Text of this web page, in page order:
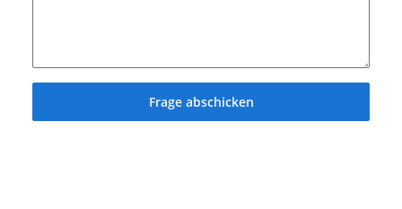
Frage abschicken